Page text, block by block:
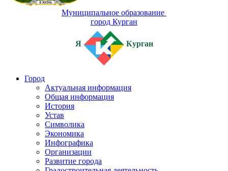
Муниципальное образование
город Курган
Я Курган
Город
Актуальная информация
Общая информация
История
Устав
Символика
Экономика
Инфографика
Организации
Развитие города